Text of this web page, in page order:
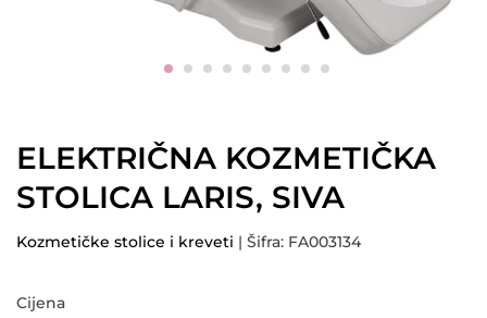
ELEKTRIČNA KOZMETIČKA
STOLICA LARIS, SIVA
Kozmetičke stolice i kreveti | Šifra: FA003134
Cijena